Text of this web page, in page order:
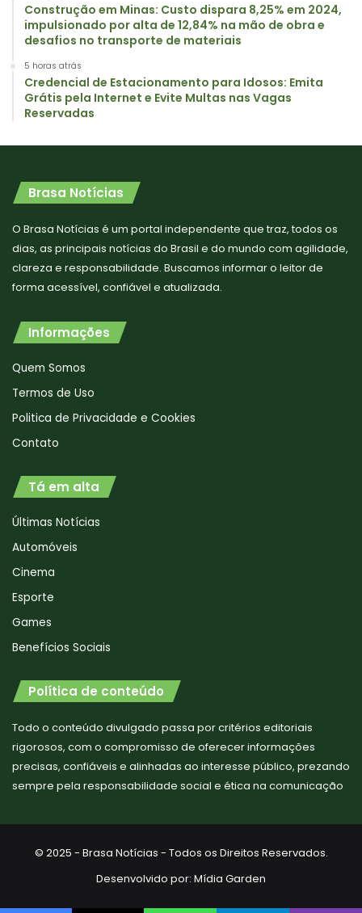
Construção em Minas: Custo dispara 8,25% em 2024,
impulsionado por alta de 12,84% na mão de obra e
desafios no transporte de materiais
5 horas atrás
Credencial de Estacionamento para Idosos: Emita
Grátis pela Internet e Evite Multas nas Vagas
Reservadas
Brasa Notícias
O Brasa Notícias é um portal independente que traz, todos os
dias, as principais notícias do Brasil e do mundo com agilidade,
clareza e responsabilidade. Buscamos informar o leitor de
forma acessível, confiável e atualizada.
Informações
Quem Somos
Termos de Uso
Politica de Privacidade e Cookies
Contato
Tá em alta
Últimas Notícias
Automóveis
Cinema
Esporte
Games
Benefícios Sociais
Política de conteúdo
Todo o conteúdo divulgado passa por critérios editoriais
rigorosos, com o compromisso de oferecer informações
precisas, confiáveis e alinhadas ao interesse público, prezando
sempre pela responsabilidade social e ética na comunicação
© 2025 - Brasa Notícias - Todos os Direitos Reservados.
Desenvolvido por: Mídia Garden